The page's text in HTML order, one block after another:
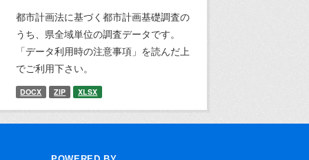
都市計画法に基づく都市計画基礎調査の
うち、県全域単位の調査データです。
「データ利用時の注意事項」を読んだ上
でご利用下さい。
DOCX ZIP XLSX